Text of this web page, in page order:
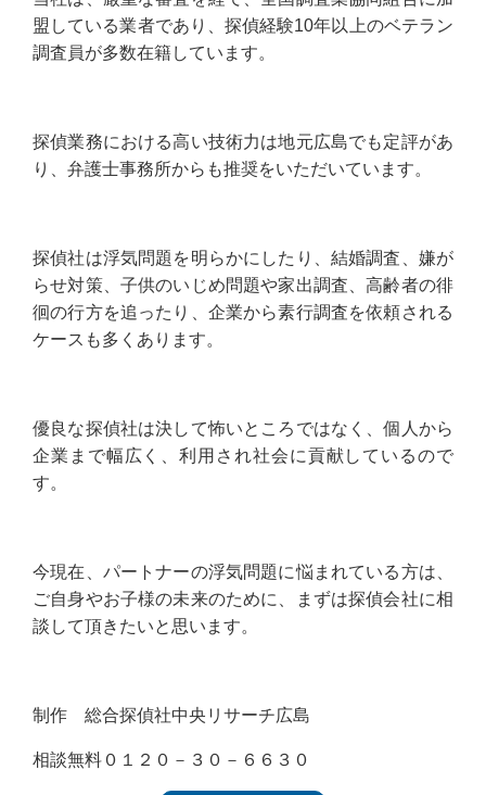
盟している業者であり、探偵経験10年以上のベテラン
調査員が多数在籍しています。
探偵業務における高い技術力は地元広島でも定評があ
り、弁護士事務所からも推奨をいただいています。
探偵社は浮気問題を明らかにしたり、結婚調査、嫌が
らせ対策、子供のいじめ問題や家出調査、高齢者の徘
徊の行方を追ったり、企業から素行調査を依頼される
ケースも多くあります。
優良な探偵社は決して怖いところではなく、個人から
企業まで幅広く、利用され社会に貢献しているので
す。
今現在、パートナーの浮気問題に悩まれている方は、
ご自身やお子様の未来のために、まずは探偵会社に相
談して頂きたいと思います。
制作 総合探偵社中央リサーチ広島
相談無料０１２０－３０－６６３０